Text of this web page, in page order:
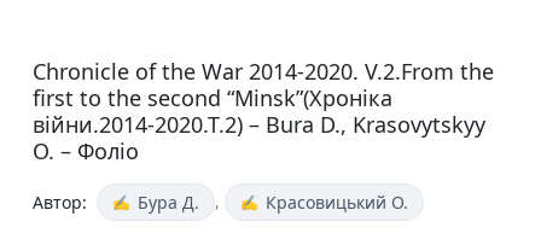
Chronicle of the War 2014-2020. V.2.From the
first to the second “Minsk”(Хроніка
війни.2014-2020.Т.2) – Bura D., Krasovytskyy
O. – Фоліо
Автор: Бура Д. , Красовицький О.